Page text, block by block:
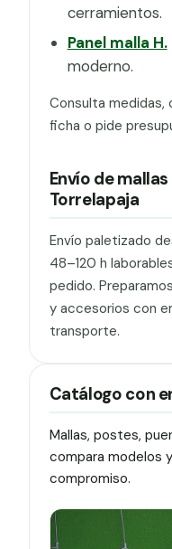
cerramientos.
Panel malla H.
moderno.
Consulta medidas,
ficha o pide
Envío de
Torrelapaja
Envío paletizado
48–120 h
pedido.
y accesorios con
transporte.
Catálogo con
Mallas, postes,
compara modelos
compromiso.